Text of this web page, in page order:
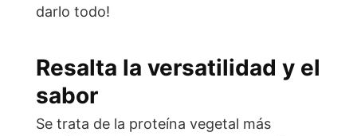
darlo todo!
Resalta la versatilidad y el
sabor
Se trata de la proteína vegetal más